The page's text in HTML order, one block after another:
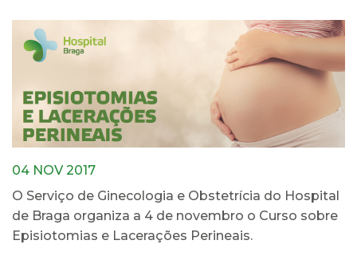
04 NOV 2017
O Serviço de Ginecologia e Obstetrícia do Hospital
de Braga organiza a 4 de novembro o Curso sobre
Episiotomias e Lacerações Perineais.